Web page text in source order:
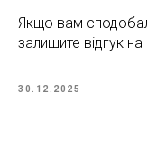
Якщо вам
залишите відгук
30.12.2025